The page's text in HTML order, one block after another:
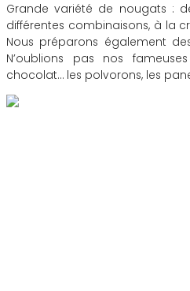
Grande variété de nougats :
différentes combinaisons, à la
Nous préparons également
N’oublions pas nos
chocolat… les polvorons, les